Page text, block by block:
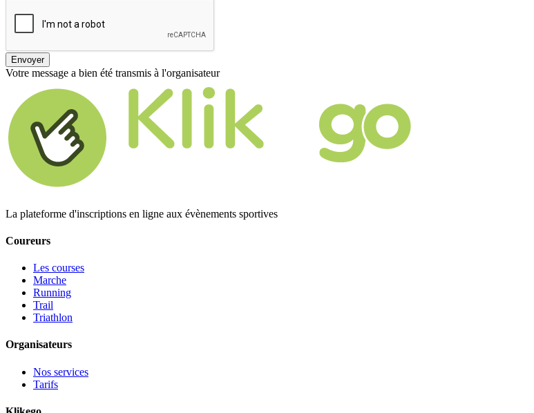
Envoyer
Votre message a bien été transmis à l'organisateur
La plateforme d'inscriptions en ligne aux évènements sportives
Coureurs
Les courses
Marche
Running
Trail
Triathlon
Organisateurs
Nos services
Tarifs